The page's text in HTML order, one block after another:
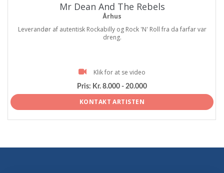
Mr Dean And The Rebels
Århus
Leverandør af autentisk Rockabilly og Rock 'N' Roll fra da farfar var
dreng.
Klik for at se video
Pris: Kr. 8.000 - 20.000
KONTAKT ARTISTEN